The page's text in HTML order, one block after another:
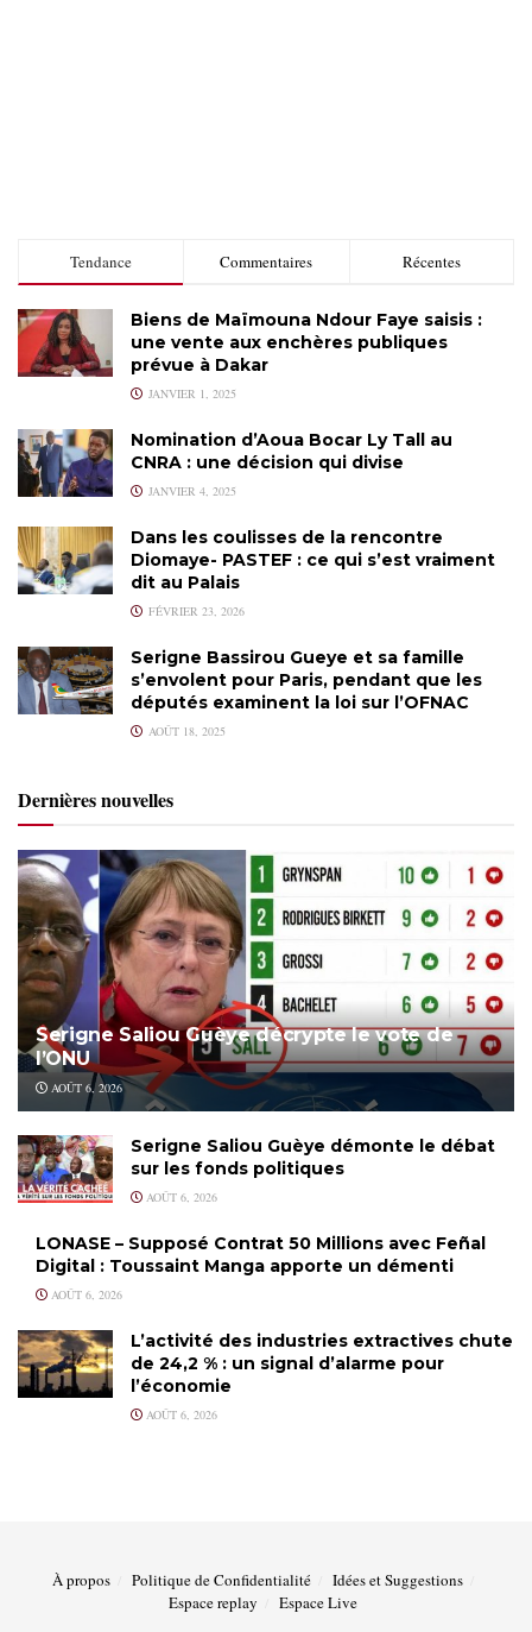
Tendance Commentaires Récentes
Biens de Maïmouna Ndour Faye saisis :
une vente aux enchères publiques
prévue à Dakar
JANVIER 1, 2025
Nomination d’Aoua Bocar Ly Tall au
CNRA : une décision qui divise
JANVIER 4, 2025
Dans les coulisses de la rencontre
Diomaye- PASTEF : ce qui s’est vraiment
dit au Palais
FÉVRIER 23, 2026
Serigne Bassirou Gueye et sa famille
s’envolent pour Paris, pendant que les
députés examinent la loi sur l’OFNAC
AOÛT 18, 2025
Dernières nouvelles
Serigne Saliou Guèye décrypte le vote de
l’ONU
AOÛT 6, 2026
Serigne Saliou Guèye démonte le débat
sur les fonds politiques
AOÛT 6, 2026
LONASE – Supposé Contrat 50 Millions avec Feñal
Digital : Toussaint Manga apporte un démenti
AOÛT 6, 2026
L’activité des industries extractives chute
de 24,2 % : un signal d’alarme pour
l’économie
AOÛT 6, 2026
À propos Politique de Confidentialité
Idées et Suggestions
Espace replay
Espace Live